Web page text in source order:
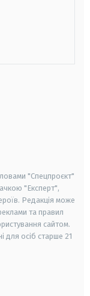
"Спецпроєкт"
"Експерт",
Редакція може
та правил
сайтом.
для осіб старше 21